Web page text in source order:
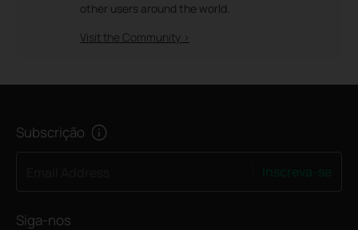
other users around the world.
Visit the Community >
Subscrição
Siga-nos